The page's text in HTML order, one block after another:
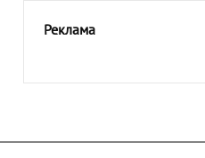
Реклама